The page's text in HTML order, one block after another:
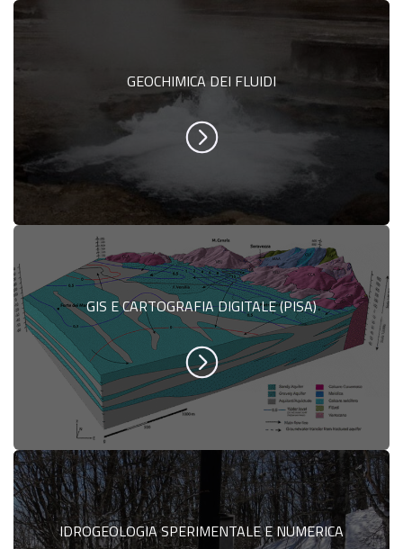
GEOCHIMICA DEI FLUIDI
GIS E CARTOGRAFIA DIGITALE (PISA)
IDROGEOLOGIA SPERIMENTALE E NUMERICA